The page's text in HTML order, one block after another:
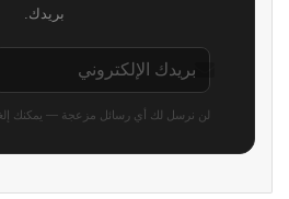
بريدك.
لن نرسل لك أي رسائل مزعجة — يمكنك